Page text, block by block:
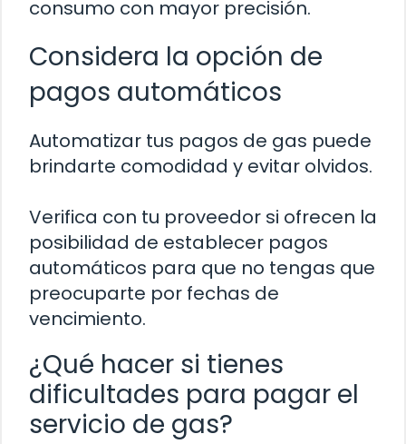
consumo con mayor precisión.
Considera la opción de
pagos automáticos
Automatizar tus pagos de gas puede
brindarte comodidad y evitar olvidos.
Verifica con tu proveedor si ofrecen la
posibilidad de establecer pagos
automáticos para que no tengas que
preocuparte por fechas de
vencimiento.
¿Qué hacer si tienes
dificultades para pagar el
servicio de gas?